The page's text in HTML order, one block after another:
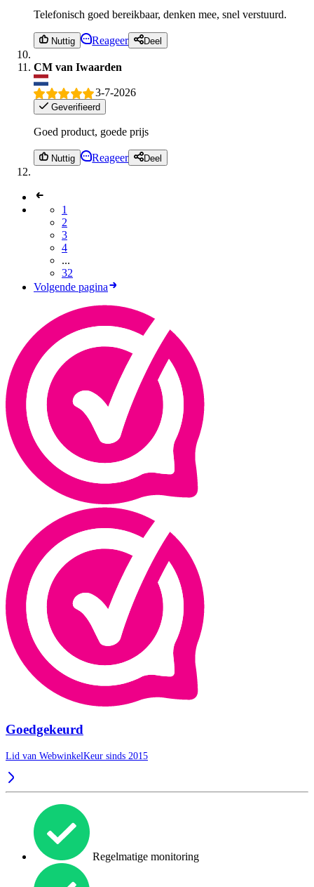
Telefonisch goed bereikbaar, denken mee, snel verstuurd.
Nuttig Reageer Deel
CM van Iwaarden
3-7-2026
Geverifieerd
Goed product, goede prijs
Nuttig Reageer Deel
1
2
3
4
...
32
Volgende pagina
Goedgekeurd
Lid van WebwinkelKeur sinds 2015
Regelmatige monitoring